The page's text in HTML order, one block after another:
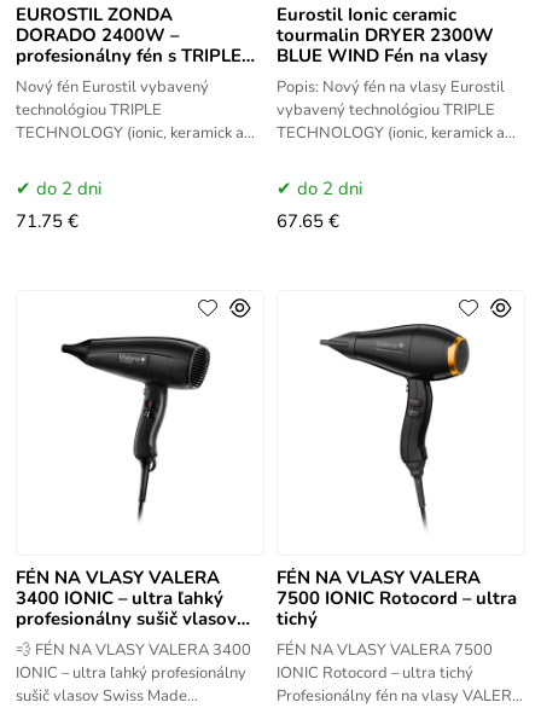
EUROSTIL ZONDA
DORADO 2400W –
profesionálny fén s TRIPLE
TECHNOLOGY
Nový fén Eurostil vybavený
technológiou TRIPLE
TECHNOLOGY (ionic, keramick a
nástrojom pre profesionálov.
Poskytujú hydratáciu,
do 2 dni
71.75 €
Eurostil Ionic ceramic
tourmalin DRYER 2300W
BLUE WIND Fén na vlasy
Popis: Nový fén na vlasy Eurostil
vybavený technológiou TRIPLE
TECHNOLOGY (ionic, keramick a
nástrojmi pre
profesionálov. Poskytujú
do 2 dni
67.65 €
FÉN NA VLASY VALERA
3400 IONIC – ultra ľahký
profesionálny sušič vlasov
Swiss Made
💨 FÉN NA VLASY VALERA 3400
IONIC – ultra ľahký profesionálny
sušič vlasov Swiss Made
FÉN NA VLASY VALERA
7500 IONIC Rotocord – ultra
tichý
FÉN NA VLASY VALERA 7500
IONIC Rotocord – ultra tichý
Profesionálny fén na vlasy VALERA